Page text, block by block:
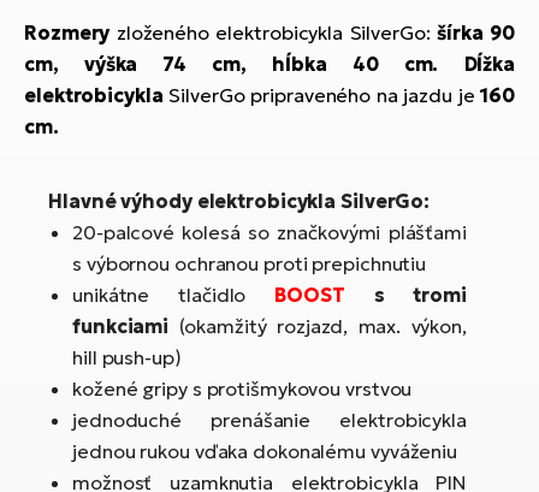
Rozmeryzloženého elektrobicykla SilverGo:šírka 90
cm,
výška 74 cm, hĺbka 40 cm. Dĺžka
elektrobicykla SilverGo pripraveného na jazdu je160
cm.
Hlavné výhody elektrobicykla SilverGo:
20-palcové kolesá so značkovými plášťami
s výbornou ochranou proti prepichnutiu
unikátne tlačidlo BOOST s tromi
funkciami (okamžitý rozjazd, max. výkon,
hill push-up)
kožené gripy s protišmykovou vrstvou
jednoduché prenášanie elektrobicykla
jednou rukou vďaka dokonalému vyváženiu
možnosť uzamknutia elektrobicykla PIN